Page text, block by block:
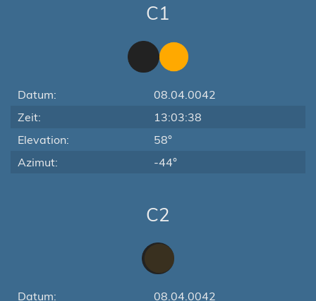
C1
Datum:
08.04.0042
Zeit:
13:03:38
Elevation:
58°
Azimut:
-44°
C2
Datum: 08.04.0042